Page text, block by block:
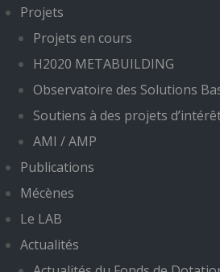
Projets
Projets en cours
H2020 METABUILDING
Observatoire des Solutions
Soutiens à des projets
AMI / AMP
Publications
Mécènes
Le LAB
Actualités